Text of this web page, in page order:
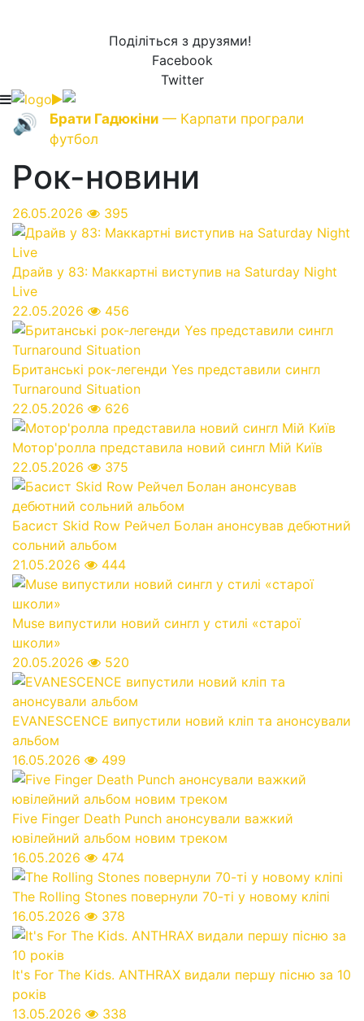
Поділіться з друзями!
Facebook
Twitter
🔊 Брати Гадюкіни — Карпати програли
футбол
Рок-новини
26.05.2026 395
Драйв у 83: Маккартні виступив на Saturday Night
Live
22.05.2026
456
Британські рок-легенди Yes представили сингл
Turnaround Situation
22.05.2026
626
Мотор'ролла представила новий сингл Мій Київ
22.05.2026
375
Басист Skid Row Рейчел Болан анонсував дебютний
сольний альбом
21.05.2026
444
Muse випустили новий сингл у стилі «старої
школи»
20.05.2026
520
EVANESCENCE випустили новий кліп та анонсували
альбом
16.05.2026
499
Five Finger Death Punch анонсували важкий
ювілейний альбом новим треком
16.05.2026
474
The Rolling Stones повернули 70-ті у новому кліпі
16.05.2026
378
It's For The Kids. ANTHRAX видали першу пісню за 10
років
13.05.2026
338